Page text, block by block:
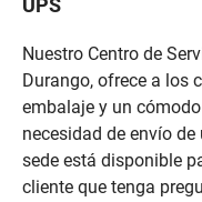
UPS
Nuestro Centro de
Durango, ofrece a los
embalaje y un
necesidad de envío
sede está disponible
cliente que tenga